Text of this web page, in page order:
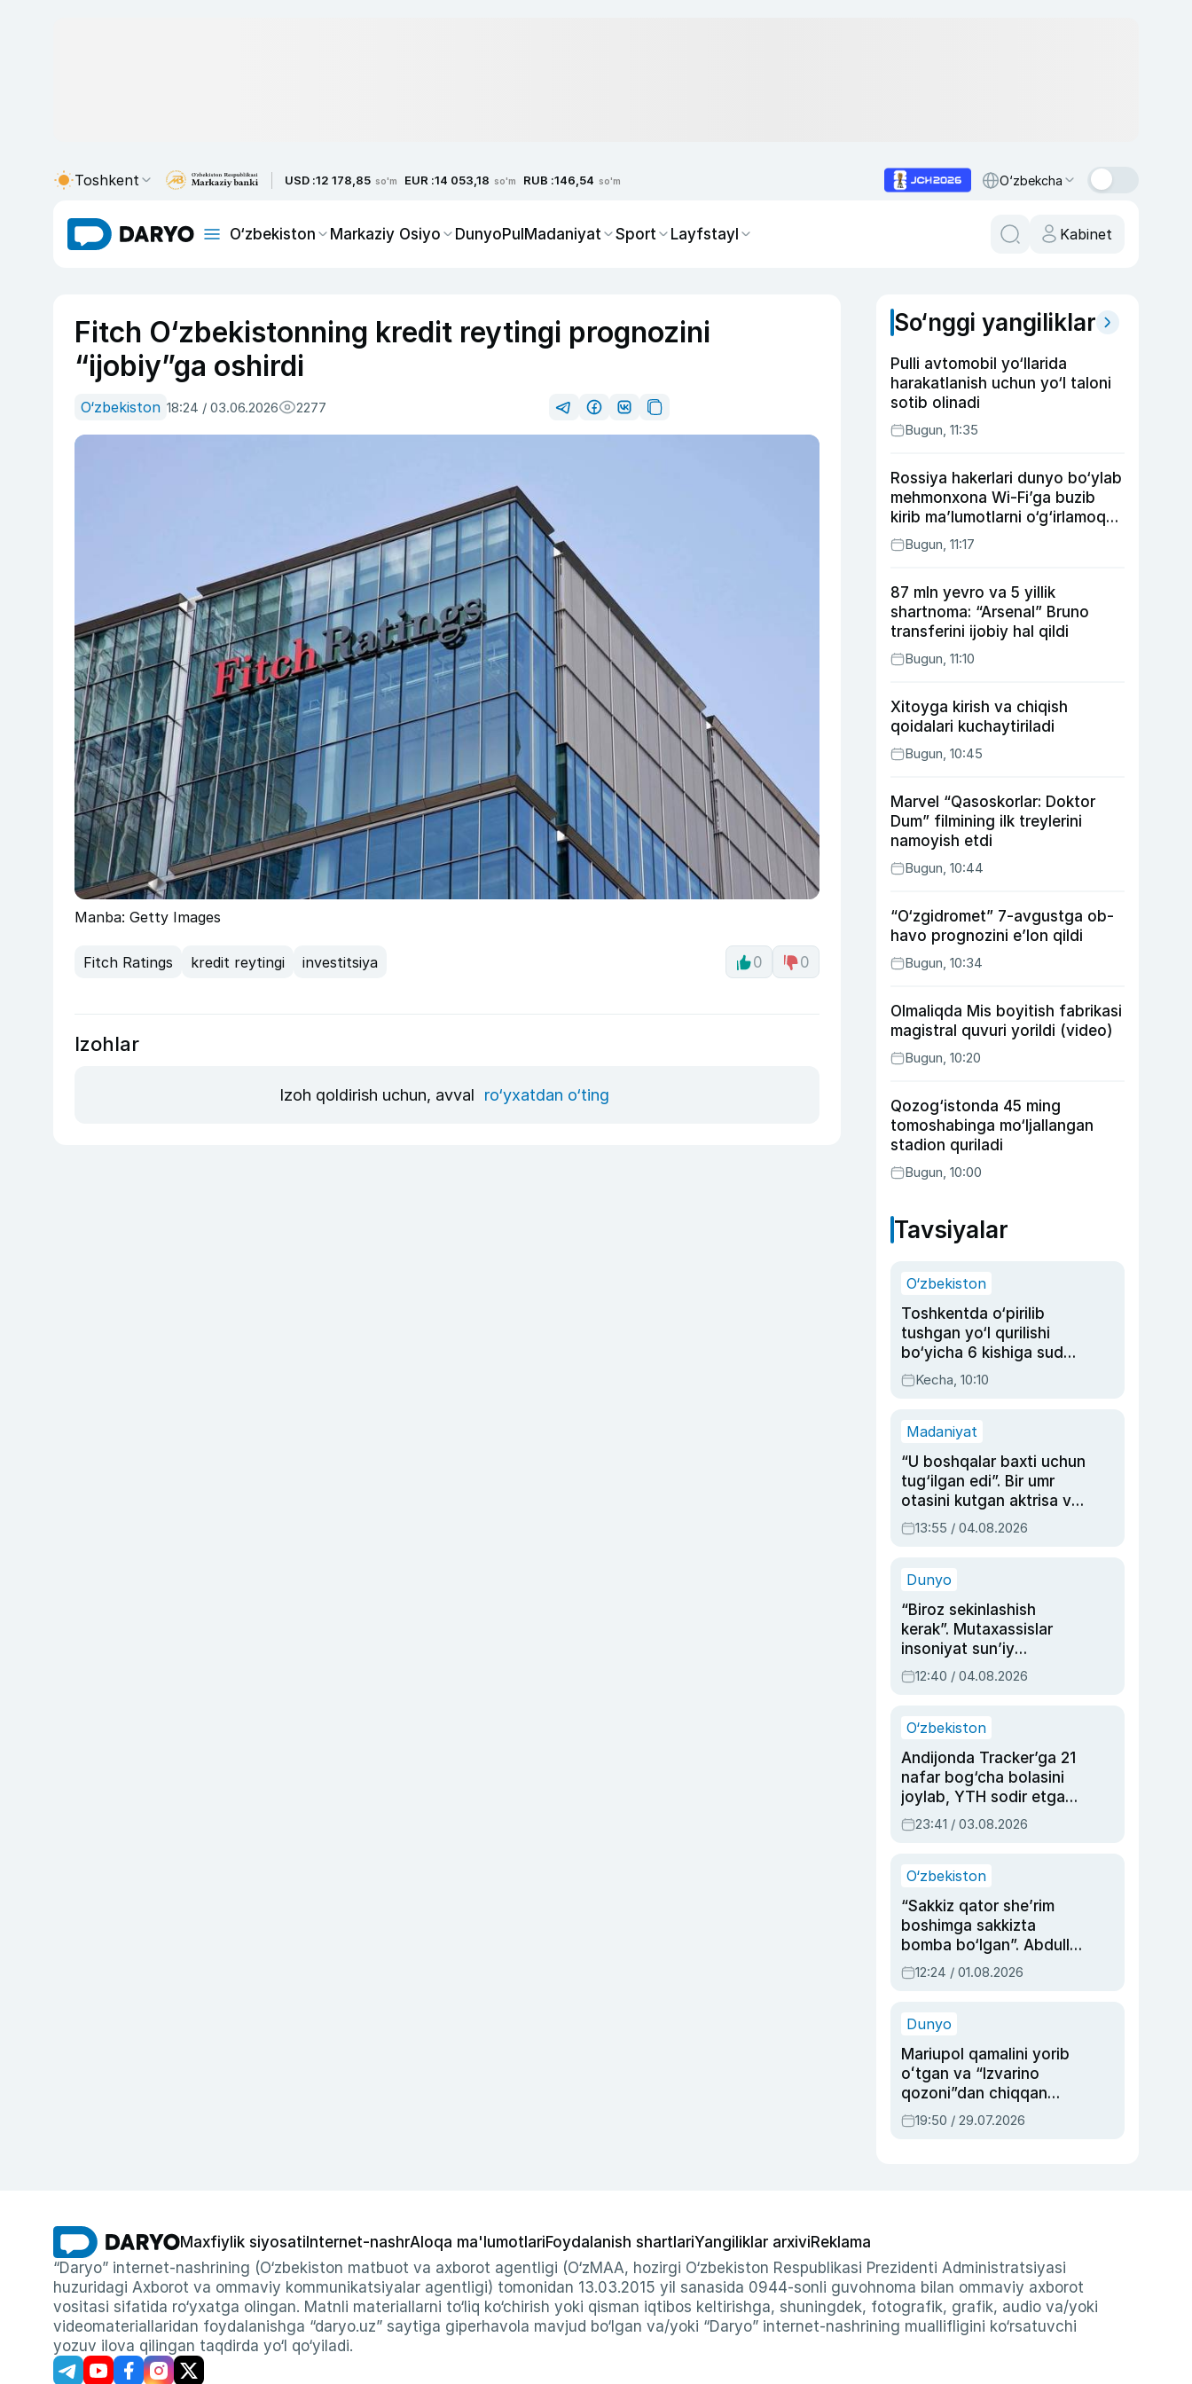
Toshkent USD :12 178,85 so'm EUR :14 053,18 so'm RUB :146,54 so'm O‘zbekcha
O‘zbekiston Markaziy Osiyo DunyoPulMadaniyat Sport Layfstayl Kabinet
Fitch O‘zbekistonning kredit reytingi prognozini
“ijobiy”ga oshirdi
O‘zbekiston 18:24 / 03.06.2026 2277
Manba: Getty Images
Fitch Ratings kredit reytingi investitsiya 0 0
Izohlar
Izoh qoldirish uchun, avval ro‘yxatdan o‘ting
So‘nggi yangiliklar
Pulli avtomobil yo‘llarida
harakatlanish uchun yo‘l taloni
sotib olinadi
Bugun, 11:35
Rossiya hakerlari dunyo bo‘ylab
mehmonxona Wi-Fi’ga buzib
kirib ma’lumotlarni o‘g‘irlamoqda
— Microsoft
Bugun, 11:17
87 mln yevro va 5 yillik
shartnoma: “Arsenal” Bruno
transferini ijobiy hal qildi
Bugun, 11:10
Xitoyga kirish va chiqish
qoidalari kuchaytiriladi
Bugun, 10:45
Marvel “Qasoskorlar: Doktor
Dum” filmining ilk treylerini
namoyish etdi
Bugun, 10:44
“O‘zgidromet” 7-avgustga ob-
havo prognozini e’lon qildi
Bugun, 10:34
Olmaliqda Mis boyitish fabrikasi
magistral quvuri yorildi (video)
Bugun, 10:20
Qozog‘istonda 45 ming
tomoshabinga mo‘ljallangan
stadion quriladi
Bugun, 10:00
Tavsiyalar
O‘zbekiston
Toshkentda o‘pirilib
tushgan yo‘l qurilishi
bo‘yicha 6 kishiga sud
hukmi o‘qildi
Kecha, 10:10
Madaniyat
“U boshqalar baxti uchun
tug‘ilgan edi”. Bir umr
otasini kutgan aktrisa va
dublyaj ustasi Rimma
Ahmedovaning
13:55 / 04.08.2026
Dunyo
“Biroz sekinlashish
kerak”. Mutaxassislar
insoniyat sun’iy
intellektni boshqara
olmay qolishidan xavotir
12:40 / 04.08.2026
O‘zbekiston
Andijonda Tracker’ga 21
nafar bog‘cha bolasini
joylab, YTH sodir etgan
ayolga sud hukmi o‘qildi
23:41 / 03.08.2026
O‘zbekiston
“Sakkiz qator she’rim
boshimga sakkizta
bomba bo‘lgan”. Abdulla
Oripovni siyosiy
ayblovlardan asrab
12:24 / 01.08.2026
Dunyo
Mariupol qamalini yorib
oʻtgan va “Izvarino
qozoni”dan chiqqan
qahramon — Ukraina
armiyasi bosh
19:50 / 29.07.2026
Maxfiylik siyosati Internet-nashrAloqa ma'lumotlariFoydalanish shartlariYangiliklar arxiviReklama
“Daryo” internet-nashrining (O‘zbekiston matbuot va axborot agentligi (O‘zMAA, hozirgi O‘zbekiston Respublikasi Prezidenti Administratsiyasi
huzuridagi Axborot va ommaviy kommunikatsiyalar agentligi) tomonidan 13.03.2015 yil sanasida 0944-sonli guvohnoma bilan ommaviy axborot
vositasi sifatida ro‘yxatga olingan. Matnli materiallarni to‘liq ko‘chirish yoki qisman iqtibos keltirishga, shuningdek, fotografik, grafik, audio va/yoki
videomateriallaridan foydalanishga “daryo.uz” saytiga giperhavola mavjud bo‘lgan va/yoki “Daryo” internet-nashrining muallifligini ko‘rsatuvchi
yozuv ilova qilingan taqdirda yo‘l qo‘yiladi.